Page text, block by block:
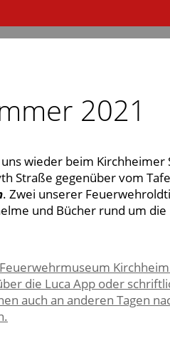
2021
wieder beim
Straße gegenüber vom
. Zwei unserer
und Bücher rund um
die Luca App oder
auch an anderen Tagen